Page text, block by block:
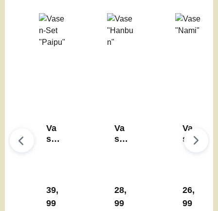
Va
se
u"
Regulärer Preis:
39,
99
Va
se
Regulärer Preis:
28,
99
Va
se
26,
99